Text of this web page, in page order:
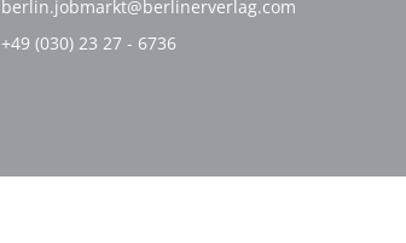
berlin.jobmarkt@berlinerverlag.com
+49 (030) 23 27 - 6736